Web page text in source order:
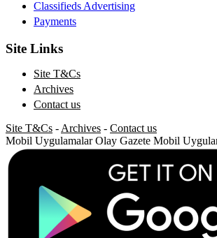
Classifieds Advertising
Payments
Site Links
Site T&Cs
Archives
Contact us
Site T&Cs - Archives - Contact us
Mobil Uygulamalar Olay Gazete Mobil